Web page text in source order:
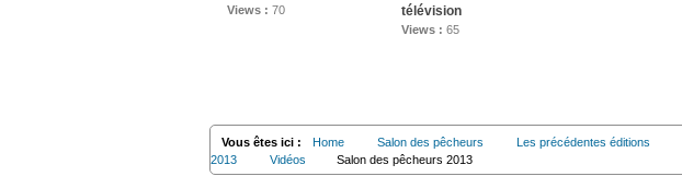
Views : 70
télévision
Views : 65
Vous êtes ici : Home Salon des pêcheurs Les précédentes éditions
2013
Vidéos Salon des pêcheurs 2013